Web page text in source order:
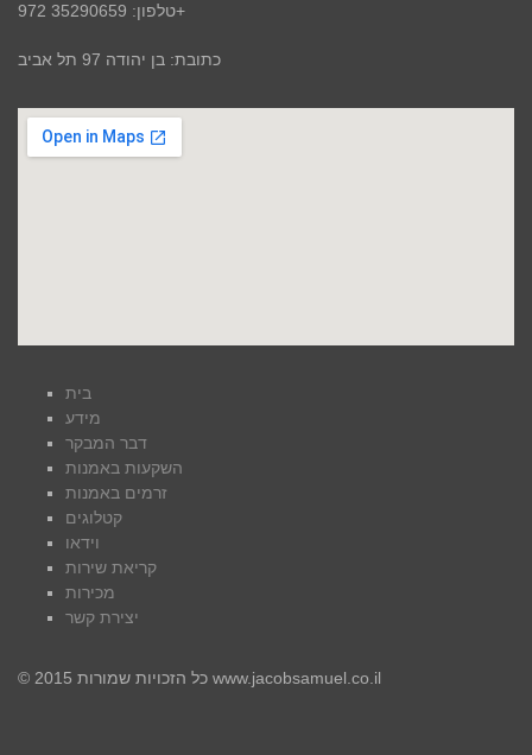
טלפון: 35290659 972+
כתובת: בן יהודה 97 תל אביב
בית
מידע
דבר המבקר
השקעות באמנות
זרמים באמנות
קטלוגים
וידאו
קריאת שירות
מכירות
יצירת קשר
© כל הזכויות שמורות 2015 www.jacobsamuel.co.il